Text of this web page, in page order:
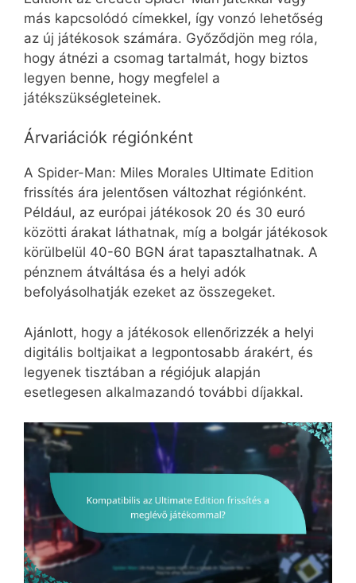
más kapcsolódó címekkel, így vonzó lehetőség
az új játékosok számára. Győződjön meg róla,
hogy átnézi a csomag tartalmát, hogy biztos
legyen benne, hogy megfelel a
játékszükségleteinek.
Árvariációk régiónként
A Spider-Man: Miles Morales Ultimate Edition
frissítés ára jelentősen változhat régiónként.
Például, az európai játékosok 20 és 30 euró
közötti árakat láthatnak, míg a bolgár játékosok
körülbelül 40-60 BGN árat tapasztalhatnak. A
pénznem átváltása és a helyi adók
befolyásolhatják ezeket az összegeket.
Ajánlott, hogy a játékosok ellenőrizzék a helyi
digitális boltjaikat a legpontosabb árakért, és
legyenek tisztában a régiójuk alapján
esetlegesen alkalmazandó további díjakkal.